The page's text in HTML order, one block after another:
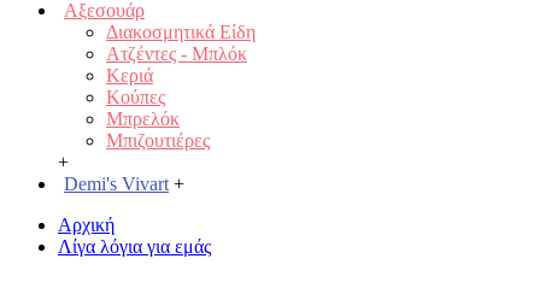
Αξεσουάρ
Διακοσμητικά Είδη
Ατζέντες - Μπλόκ
Κεριά
Κούπες
Μπρελόκ
Μπιζουτιέρες
+
Demi's Vivart +
Αρχική
Λίγα λόγια για εμάς